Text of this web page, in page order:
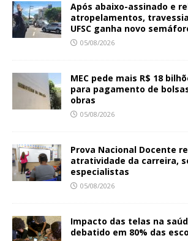
Após abaixo-assinado e
atropelamentos,
UFSC ganha novo
05/08/2026
MEC pede mais R$ 18
para pagamento de
obras
05/08/2026
Prova Nacional Docente
atratividade da carreira,
especialistas
05/08/2026
Impacto das telas na
debatido em 80% das